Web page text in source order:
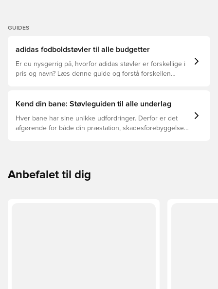
GUIDES
adidas fodboldstøvler til alle budgetter
Er du nysgerrig på, hvorfor adidas støvler er forskellige i
pris og navn? Læs denne guide og forstå forskellen
Kend din bane: Støvleguiden til alle underlag
Hver bane har sine unikke udfordringer. Derfor er det
afgørende for både din præstation, skadesforebyggelse
Anbefalet til dig